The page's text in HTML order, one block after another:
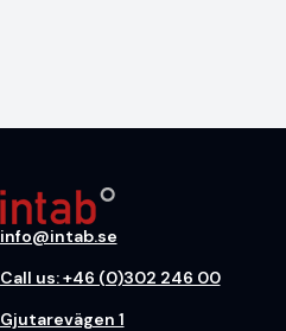
info@intab.se
Call us: +46 (0)302 246 00
Gjutarevägen 1